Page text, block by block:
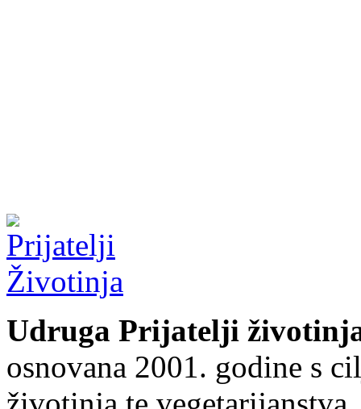
Udruga Prijatelji
osnovana 2001. godine s